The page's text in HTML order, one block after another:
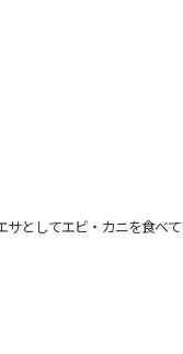
としてエビ・カニを食べて